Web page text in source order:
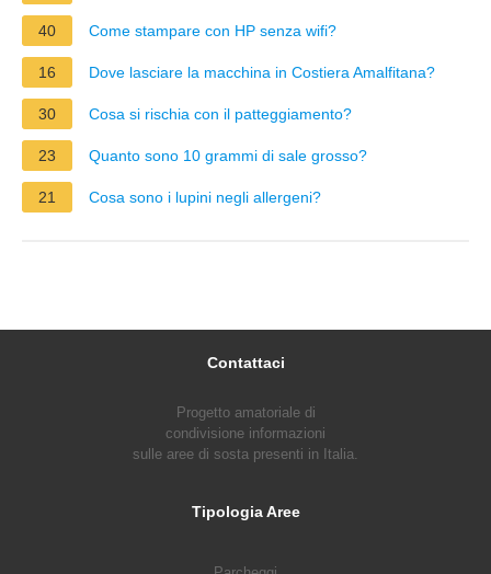
40 Come stampare con HP senza wifi?
16 Dove lasciare la macchina in Costiera Amalfitana?
30 Cosa si rischia con il patteggiamento?
23 Quanto sono 10 grammi di sale grosso?
21 Cosa sono i lupini negli allergeni?
Contattaci
Progetto amatoriale di
condivisione informazioni
sulle aree di sosta presenti in Italia.
Tipologia Aree